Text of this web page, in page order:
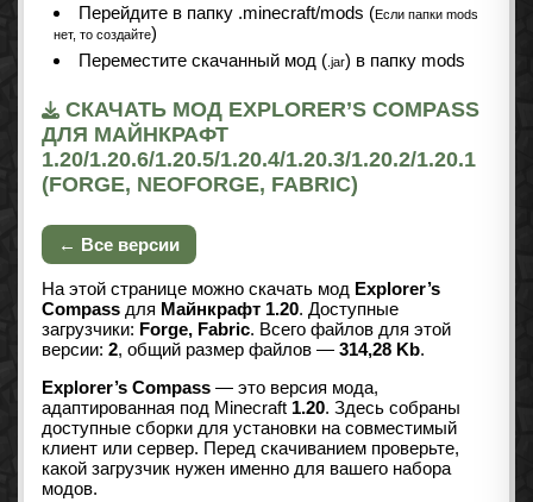
Перейдите в папку .minecraft/mods (Если папки mods
нет, то создайте)
Переместите скачанный мод ( .jar) в папку mods
СКАЧАТЬ МОД EXPLORER’S COMPASS
ДЛЯ МАЙНКРАФТ
1.20/1.20.6/1.20.5/1.20.4/1.20.3/1.20.2/1.20.1
(FORGE, NEOFORGE, FABRIC)
← Все версии
На этой странице можно скачать мод Explorer’s
Compass для Майнкрафт 1.20. Доступные
загрузчики: Forge, Fabric. Всего файлов для этой
версии: 2, общий размер файлов — 314,28 Kb.
Explorer’s Compass — это версия мода,
адаптированная под Minecraft 1.20. Здесь собраны
доступные сборки для установки на совместимый
клиент или сервер. Перед скачиванием проверьте,
какой загрузчик нужен именно для вашего набора
модов.